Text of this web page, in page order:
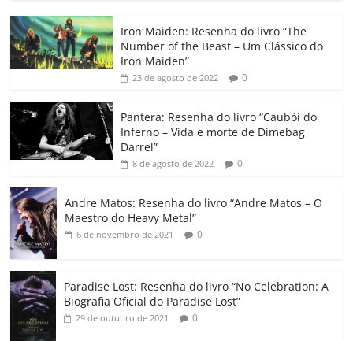
c
e
b
o
o
k
itt
er
at
s
A
p
e
dI
gl
e
Cl
a
ss
ro
o
p
y
Li
k
m
p
h
ar
Iron Maiden: Resenha do livro “The
Number of the Beast – Um Clássico do
Iron Maiden”
23 de agosto de 2022 0
Pantera: Resenha do livro “Caubói do
Inferno – Vida e morte de Dimebag
Darrel”
8 de agosto de 2022 0
Andre Matos: Resenha do livro “Andre Matos – O
Maestro do Heavy Metal”
6 de novembro de 2021 0
Paradise Lost: Resenha do livro “No Celebration: A
Biografia Oficial do Paradise Lost”
29 de outubro de 2021 0